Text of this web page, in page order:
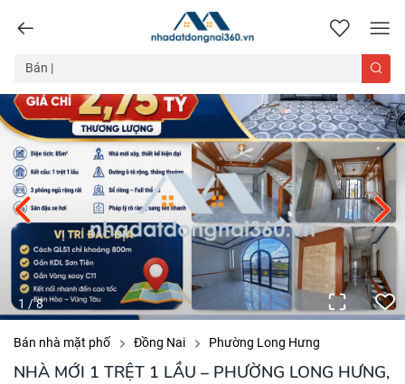
nhadatdongnai360.vn
1 /8
Bán nhà mặt phố Đồng Nai Phường Long Hưng
NHÀ MỚI 1 TRỆT 1 LẦU – PHƯỜNG LONG HƯNG,